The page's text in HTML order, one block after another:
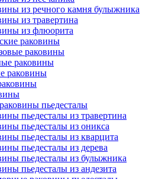
из речного камня булыжника
из травертина
из флюорита
раковины
раковины
раковины
раковины
пьедесталы
пьедесталы из травертина
пьедесталы из оникса
пьедесталы из кварцита
пьедесталы из дерева
пьедесталы из булыжника
пьедесталы из андезита